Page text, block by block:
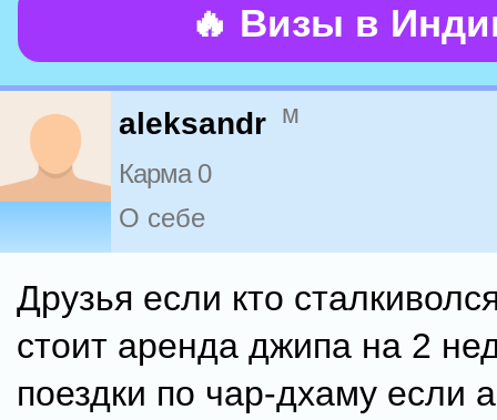
🔥 Визы в
aleksandr м
Карма 0
О себе
Друзья если кто
стоит аренда джипа на 2
поездки по чар-дхаму если